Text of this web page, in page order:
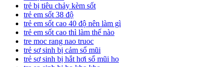
trẻ bị tiêu chảy kèm sốt
trẻ em sốt 38 độ
trẻ em sốt cao 40 độ nên làm gì
trẻ em sốt cao thì làm thế nào
tre moc rang nao truoc
trẻ sơ sinh bị cảm sổ mũi
trẻ sơ sinh bị hắt hơi sổ mũi ho